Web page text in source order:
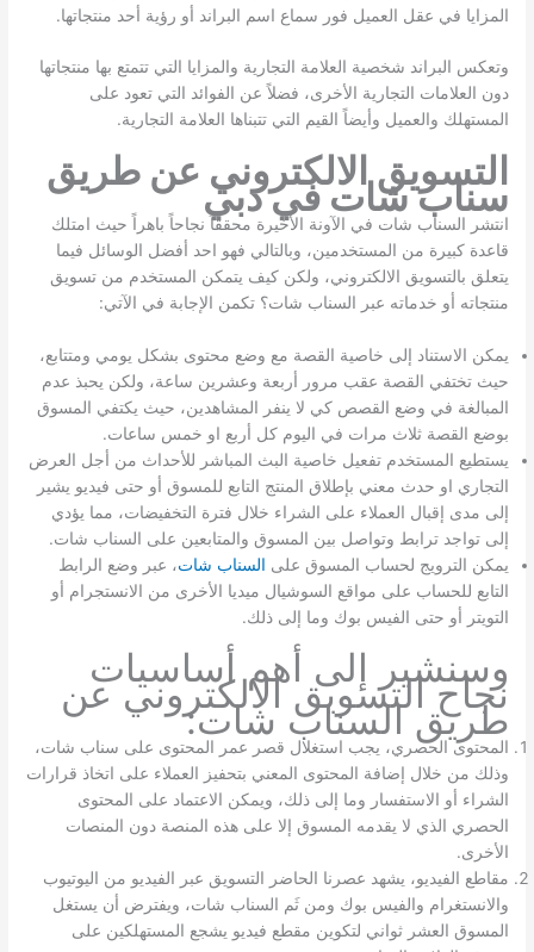
المزايا في عقل العميل فور سماع اسم البراند أو رؤية أحد منتجاتها.
وتعكس البراند شخصية العلامة التجارية والمزايا التي تتمتع بها منتجاتها
دون العلامات التجارية الأخرى، فضلاً عن الفوائد التي تعود على
المستهلك والعميل وأيضاً القيم التي تتبناها العلامة التجارية.
التسويق الالكتروني عن طريق
سناب شات في دبي
انتشر السناب شات في الآونة الأخيرة محققاَ نجاحاً باهراً حيث امتلك
قاعدة كبيرة من المستخدمين، وبالتالي فهو احد أفضل الوسائل فيما
يتعلق بالتسويق الالكتروني، ولكن كيف يتمكن المستخدم من تسويق
منتجاته أو خدماته عبر السناب شات؟ تكمن الإجابة في الآتي:
يمكن الاستناد إلى خاصية القصة مع وضع محتوى بشكل يومي ومتتابع،
حيث تختفي القصة عقب مرور أربعة وعشرين ساعة، ولكن يحبذ عدم
المبالغة في وضع القصص كي لا ينفر المشاهدين، حيث يكتفي المسوق
بوضع القصة ثلاث مرات في اليوم كل أربع او خمس ساعات.
يستطيع المستخدم تفعيل خاصية البث المباشر للأحداث من أجل العرض
التجاري او حدث معني بإطلاق المنتج التابع للمسوق أو حتى فيديو يشير
إلى مدى إقبال العملاء على الشراء خلال فترة التخفيضات، مما يؤدي
إلى تواجد ترابط وتواصل بين المسوق والمتابعين على السناب شات.
يمكن الترويج لحساب المسوق على السناب شات، عبر وضع الرابط
التابع للحساب على مواقع السوشيال ميديا الأخرى من الانستجرام أو
التويتر أو حتى الفيس بوك وما إلى ذلك.
وسنشير إلى أهم أساسيات
نجاح التسويق الالكتروني عن
طريق السناب شات:
المحتوى الحصري، يجب استغلال قصر عمر المحتوى على سناب شات،
وذلك من خلال إضافة المحتوى المعني بتحفيز العملاء على اتخاذ قرارات
الشراء أو الاستفسار وما إلى ذلك، ويمكن الاعتماد على المحتوى
الحصري الذي لا يقدمه المسوق إلا على هذه المنصة دون المنصات
الأخرى.
مقاطع الفيديو، يشهد عصرنا الحاضر التسويق عبر الفيديو من اليوتيوب
والانستغرام والفيس بوك ومن ثَم السناب شات، ويفترض أن يستغل
المسوق العشر ثواني لتكوين مقطع فيديو يشجع المستهلكين على